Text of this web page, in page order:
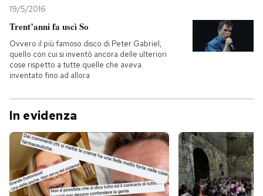
19/5/2016
Trent’anni fa uscì So
Ovvero il più famoso disco di Peter Gabriel,
quello con cui si inventò ancora delle ulteriori
cose rispetto a tutte quelle che aveva
inventato fino ad allora
In evidenza